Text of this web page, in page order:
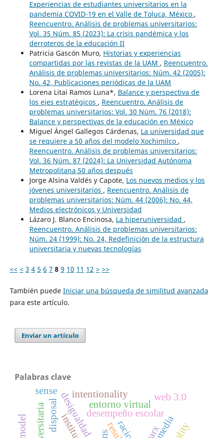
Experiencias de estudiantes universitarios en la
pandemia COVID-19 en el Valle de Toluca, México ,
Reencuentro. Análisis de problemas universitarios:
Vol. 35 Núm. 85 (2023): La crisis pandémica y los
derroteros de la educación II
Patricia Gascón Muro, Historias y experiencias
compartidas por las revistas de la UAM , Reencuentro.
Análisis de problemas universitarios: Núm. 42 (2005):
No. 42, Publicaciones periódicas de la UAM
Lorena Litai Ramos Luna*, Balance y perspectiva de
los ejes estratégicos , Reencuentro. Análisis de
problemas universitarios: Vol. 30 Núm. 76 (2018):
Balance y perspectivas de la educación en México
Miguel Ángel Gallegos Cárdenas, La universidad que
se requiere a 50 años del modelo Xochimilco ,
Reencuentro. Análisis de problemas universitarios:
Vol. 36 Núm. 87 (2024): La Universidad Autónoma
Metropolitana 50 años después
Jorge Alsina Valdés y Capote, Los nuevos medios y los
jóvenes universitarios , Reencuentro. Análisis de
problemas universitarios: Núm. 44 (2006): No. 44,
Medios electrónicos y Universidad
Lázaro J. Blanco Encinosa, La hiperuniversidad ,
Reencuentro. Análisis de problemas universitarios:
Núm. 24 (1999): No. 24, Redefinición de la estructura
universitaria y nuevas tecnologías
<< < 3 4 5 6 7 8 9 10 11 12 > >>
También puede Iniciar una búsqueda de similitud avanzada
para este artículo.
Enviar un artículo
Palabras clave
desempeño escolar
disposal media
entorno virtual
web 3.0
intentionality
sense